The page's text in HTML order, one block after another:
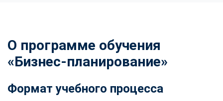
О программе обучения
«Бизнес-планирование»
Формат учебного процесса